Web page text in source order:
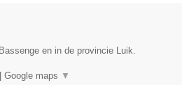
en in de provincie Luik.
Google maps ▼